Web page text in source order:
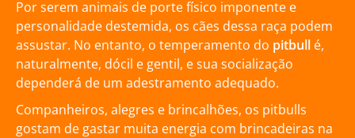
Por serem animais de porte físico imponente e
personalidade destemida, os cães dessa raça podem
assustar. No entanto, o temperamento do pitbull é,
naturalmente, dócil e gentil, e sua socialização
dependerá de um adestramento adequado.
Companheiros, alegres e brincalhões, os pitbulls
gostam de gastar muita energia com brincadeiras na